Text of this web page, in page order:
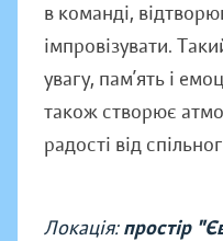
в команді,
імпровізувати.
увагу, пам’ять і
також створює
радості від
Локація:простір